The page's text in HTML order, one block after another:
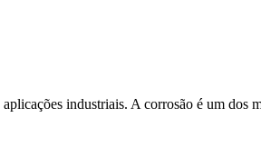
industriais. A corrosão é um dos